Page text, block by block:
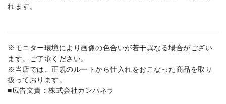
れます。
※モニター環境により画像の色合いが若干異なる場合がござい
ます。ご了承ください。
※当店では、正規のルートから仕入れをおこなった商品を取り
扱っております。
■広告文責：株式会社カンパネラ